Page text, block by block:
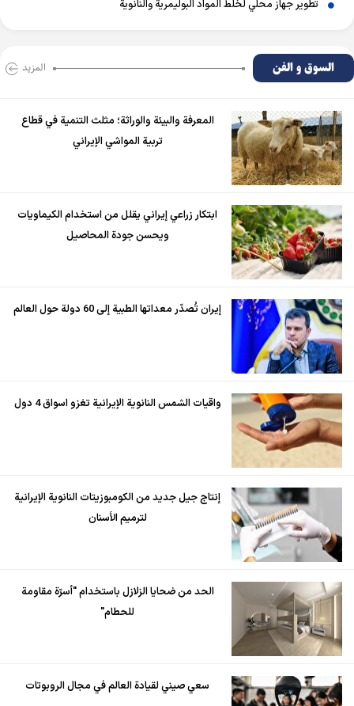
تطوير جهاز محلي لخلط المواد البوليمرية والنانوية
السوق و الفن المزید
المعرفة والبيئة والوراثة؛ مثلث التنمية في قطاع
تربية المواشي الإيراني
ابتكار زراعي إيراني يقلل من استخدام الكيماويات
ويحسن جودة المحاصيل
إيران تُصدّر معداتها الطبية إلى 60 دولة حول العالم
واقيات الشمس النانوية الإيرانية تغزو اسواق 4 دول
إنتاج جيل جديد من الكومبوزيتات النانوية الإيرانية
لترميم الأسنان
الحد من ضحايا الزلازل باستخدام "أسرّة مقاومة
للحطام"
سعي صيني لقيادة العالم في مجال الروبوتات